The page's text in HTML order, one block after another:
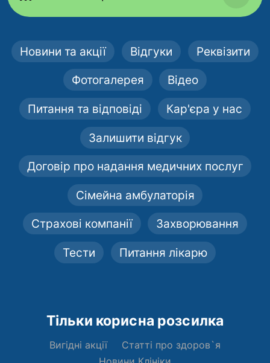
Новини та акції Відгуки Реквізити
Фотогалерея Відео
Питання та відповіді Кар'єра у нас
Залишити відгук
Договір про надання медичних послуг
Сімейна амбулаторія
Страхові компанії Захворювання
Тести Питання лікарю
Тільки корисна розсилка
Вигідні акції
Статті про здоров`я